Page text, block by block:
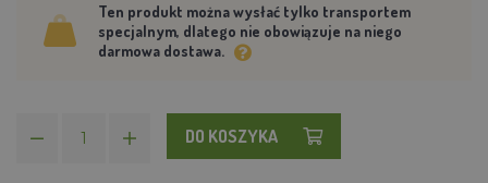
Ten produkt można wysłać tylko transportem
specjalnym, dlatego nie obowiązuje na niego
darmowa dostawa.
DO KOSZYKA